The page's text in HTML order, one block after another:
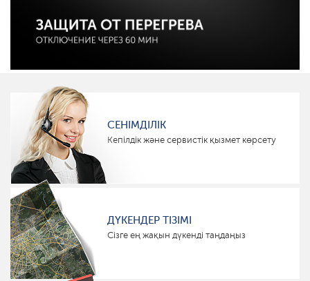
СЕНІМДІЛІК
Кепілдік және сервистік қызмет көрсету
ДҮКЕНДЕР ТІЗІМІ
Сізге ең жақын дүкенді таңдаңыз